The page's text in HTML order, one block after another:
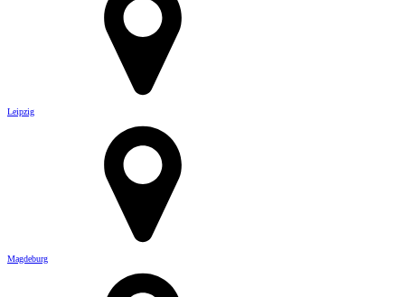
Leipzig
Magdeburg